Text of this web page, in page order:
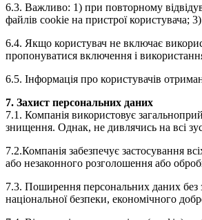
6.3. Важливо: 1) при повторному
файлів cookie на пристрої користувача;
6.4. Якщо користувач не включає
пропонуватися включення і
6.5. Інформація про користувачів
7. Захист персональних даних
7.1. Компанія використовує
знищення. Однак, не дивлячись на всі
7.2.Компанія забезпечує застосування
або незаконного розголошення або
7.3. Поширення персональних даних без
національної безпеки, економічного